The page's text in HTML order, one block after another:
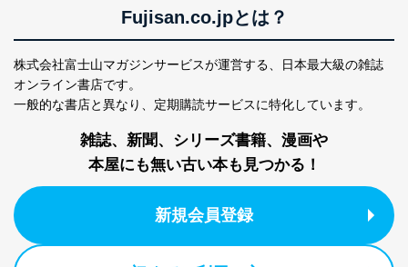
個人情報の種類
当社の定期購読サ
の方の個人情報
商品代金回収のため
ス、キャンペーン等の広告の案内
個人が特定できない形で取得した
析して、趣味・嗜好に
応じた新商品・サービスに関する
広告のため
当社にお問合わせ
お問い合わせ対応、トラブル対
Fujisan.co.jpとは？
株式会社富士山マガジンサービスが運営する、
日本最大級の雑誌
オンライン書店です。
一般的な書店と異なり、 定期購読サービスに特化しています。
雑誌、新聞、シリーズ書籍、漫画や
本屋にも無い古い本も見つかる！
新規会員登録